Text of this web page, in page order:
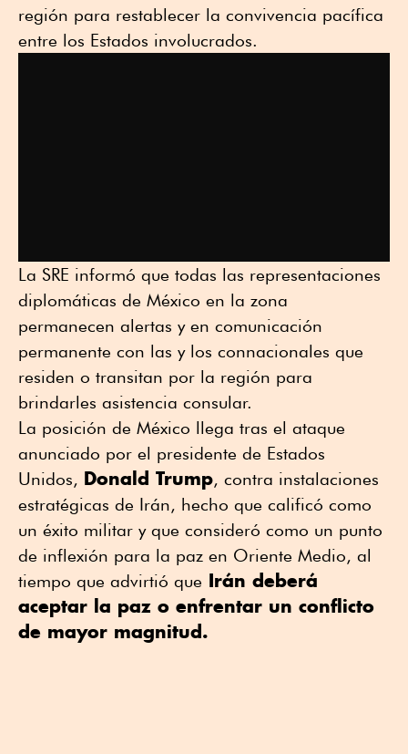
región para restablecer la convivencia pacífica
entre los Estados involucrados.
La SRE informó que todas las representaciones
diplomáticas de México en la zona
permanecen alertas y en comunicación
permanente con las y los connacionales que
residen o transitan por la región para
brindarles asistencia consular.
La posición de México llega tras el ataque
anunciado por el presidente de Estados
Unidos, Donald Trump, contra instalaciones
estratégicas de Irán, hecho que calificó como
un éxito militar y que consideró como un punto
de inflexión para la paz en Oriente Medio, al
tiempo que advirtió que Irán deberá
aceptar la paz o enfrentar un conflicto
de mayor magnitud.